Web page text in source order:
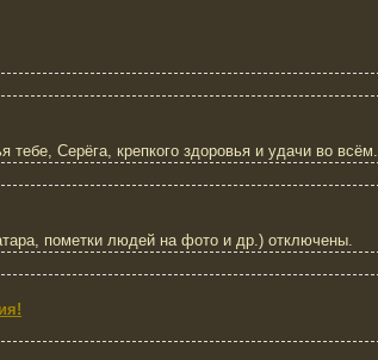
Серёга, крепкого здоровья и удачи во всём.
пометки людей на фото и др.) отключены.